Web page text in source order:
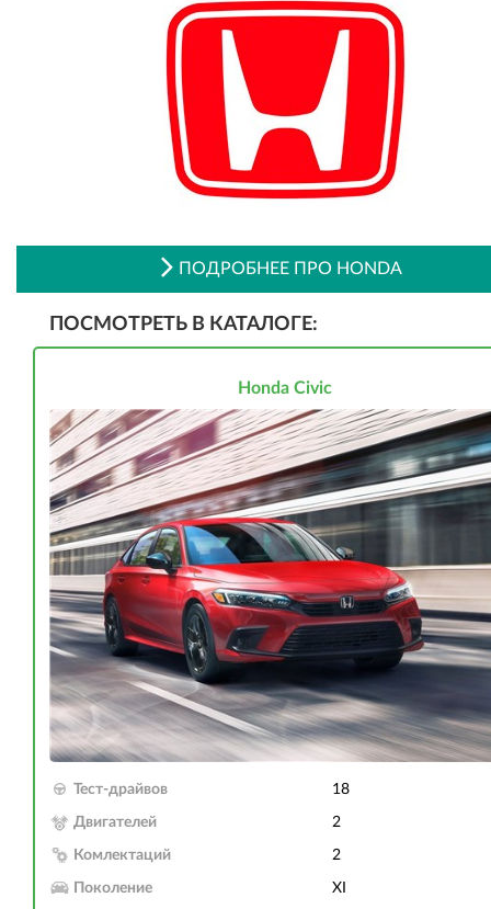
ПОДРОБНЕЕ ПРО HONDA
ПОСМОТРЕТЬ В КАТАЛОГЕ:
Honda Civic
Тест-драйвов 18
Двигателей 2
Комлектаций 2
Поколение XI